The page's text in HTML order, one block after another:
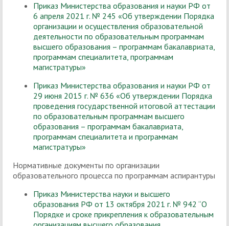
Приказ Министерства образования и науки РФ от
6 апреля 2021 г. № 245 «Об утверждении Порядка
организации и осуществления образовательной
деятельности по образовательным программам
высшего образования – программам бакалавриата,
программам специалитета, программам
магистратуры»
Приказ Министерства образования и науки РФ от
29 июня 2015 г. № 636 «Об утверждении Порядка
проведения государственной итоговой аттестации
по образовательным программам высшего
образования – программам бакалавриата,
программам специалитета и программам
магистратуры»
Нормативные документы по организации
образовательного процесса по программам аспирантуры
Приказ Министерства науки и высшего
образования РФ от 13 октября 2021 г. № 942 “О
Порядке и сроке прикрепления к образовательным